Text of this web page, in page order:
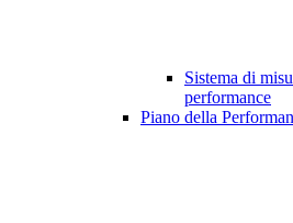
Sistema di
performance
Piano della